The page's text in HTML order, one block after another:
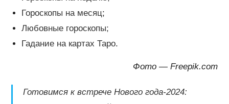
Гороскопы на месяц;
Любовные гороскопы;
Гадание на картах Таро.
Фото — Freepik.com
Готовимся к встрече Нового года-2024: